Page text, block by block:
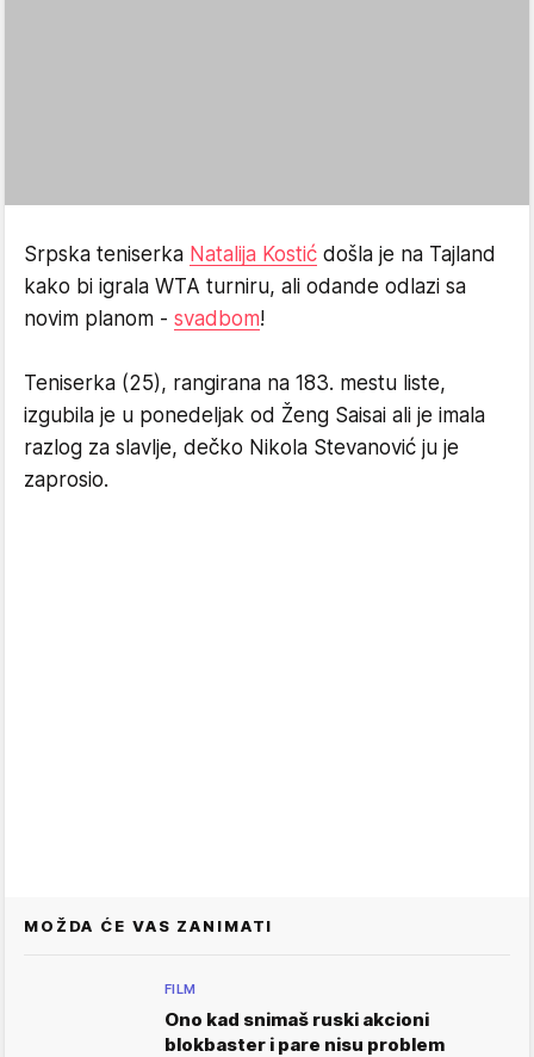
Srpska teniserka Natalija Kostić došla je na Tajland
kako bi igrala WTA turniru, ali odande odlazi sa
novim planom - svadbom!
Teniserka (25), rangirana na 183. mestu liste,
izgubila je u ponedeljak od Ženg Saisai ali je imala
razlog za slavlje, dečko Nikola Stevanović ju je
zaprosio.
MOŽDA ĆE VAS ZANIMATI
FILM
Ono kad snimaš ruski akcioni
blokbaster i pare nisu problem